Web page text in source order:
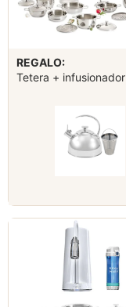
REGALO:
Tetera + infusionador